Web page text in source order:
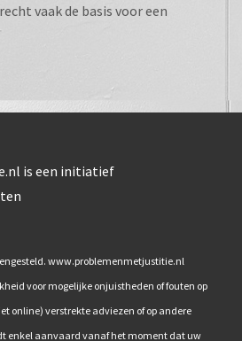
vaak de basis voor een
is een initiatief
www.problemenmetjustitie.nl
voor mogelijke onjuistheden of fouten op
online) verstrekte adviezen of op andere
enkel aanvaard vanaf het moment dat uw